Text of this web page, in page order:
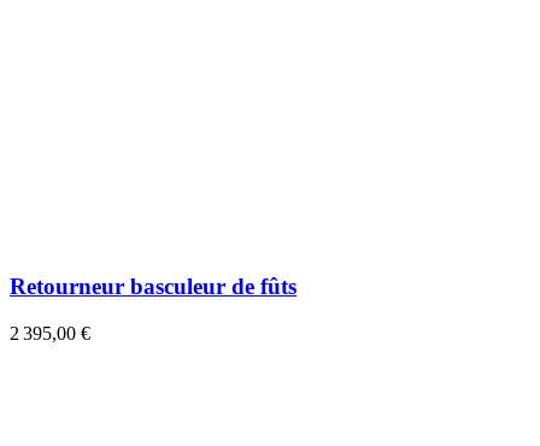
Retourneur basculeur de fûts
2 395,00 €